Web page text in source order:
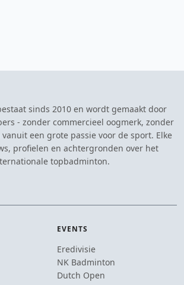
sinds 2010 en wordt gemaakt door
- zonder commercieel oogmerk, zonder
een grote passie voor de sport. Elke
profielen en achtergronden over het
topbadminton.
EVENTS
Eredivisie
NK Badminton
Dutch Open